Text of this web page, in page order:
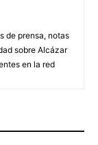
de prensa, notas
sobre Alcázar
en la red